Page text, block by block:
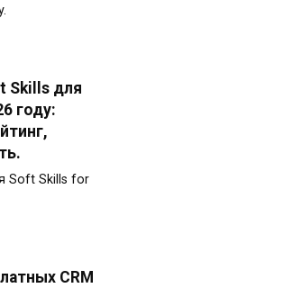
Skills для
году:
Soft Skills for
CRM